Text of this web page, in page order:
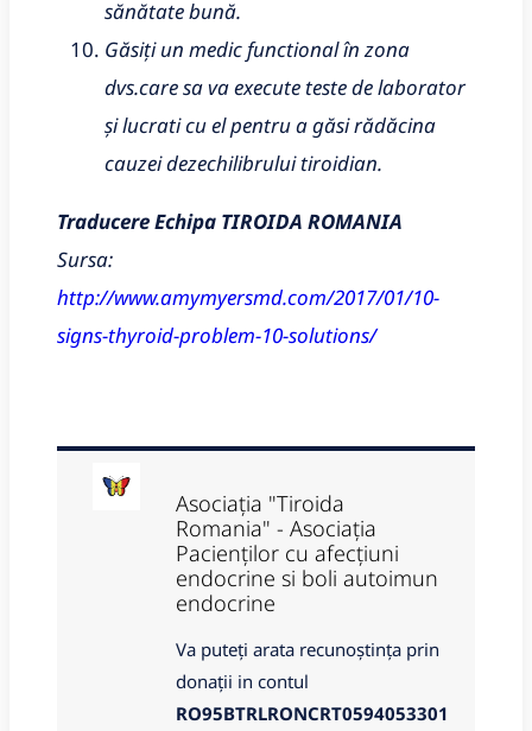
sănătate bună.
Găsiți un medic functionalîn zona
dvs.care sa va executeteste de laborator
și lucrati cu el pentru a găsi rădăcina
cauzei dezechilibrului tiroidian.
Traducere Echipa TIROIDA ROMANIA
Sursa:
http://www.amymyersmd.com/2017/01/10-
signs-thyroid-problem-10-solutions/
Asociația "Tiroida
Romania" - Asociația
Pacienților cu afecțiuni
endocrine si boli autoimun
endocrine
Va puteți arata recunoștința prin
donații in contul
RO95BTRLRONCRT0594053301